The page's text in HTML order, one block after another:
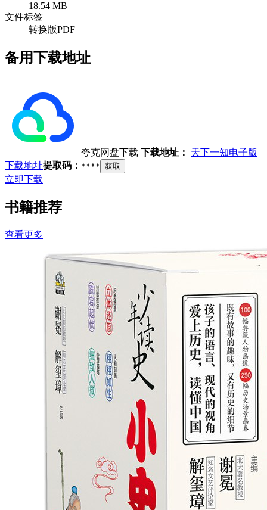
18.54 MB
文件标签
转换版PDF
备用下载地址
夸克网盘下载 下载地址： 天下一知电子版
下载地址提取码： **** 获取
立即下载
书籍推荐
查看更多